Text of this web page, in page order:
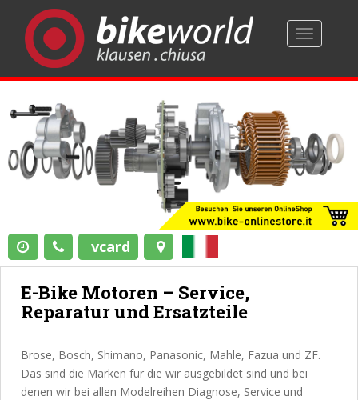
TOGGLE
vcard
E-Bike Motoren – Service,
Reparatur und Ersatzteile
Brose, Bosch, Shimano, Panasonic, Mahle, Fazua und ZF.
Das sind die Marken für die wir ausgebildet sind und bei
denen wir bei allen Modelreihen Diagnose, Service und